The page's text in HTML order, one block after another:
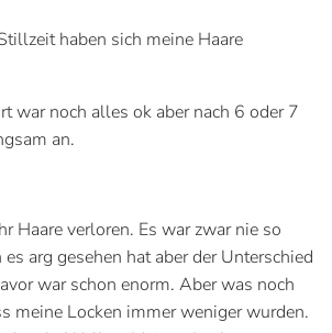
haben sich meine Haare
war noch alles ok aber nach 6 oder 7
an.
Haare verloren. Es war zwar nie so
arg gesehen hat aber der Unterschied
war schon enorm. Aber was noch
meine Locken immer weniger wurden.